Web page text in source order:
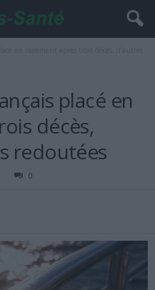
placé en
décès,
redoutées
0